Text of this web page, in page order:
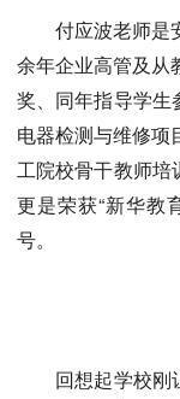
付应波老师是
余年企业高管及从
奖、同年指导学
电器检测与维修项
工院校骨干教师
更是荣获“新华教
号。
回想起学校刚